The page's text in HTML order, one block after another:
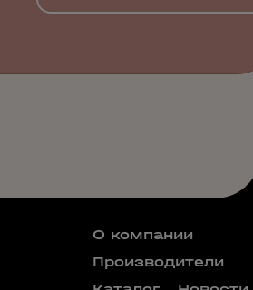
О компании
Производители